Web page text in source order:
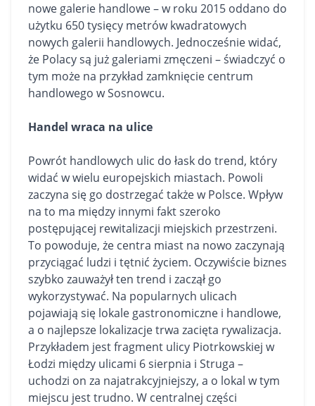
nowe galerie handlowe – w roku 2015 oddano do
użytku 650 tysięcy metrów kwadratowych
nowych galerii handlowych. Jednocześnie widać,
że Polacy są już galeriami zmęczeni – świadczyć o
tym może na przykład zamknięcie centrum
handlowego w Sosnowcu.
Handel wraca na ulice
Powrót handlowych ulic do łask do trend, który
widać w wielu europejskich miastach. Powoli
zaczyna się go dostrzegać także w Polsce. Wpływ
na to ma między innymi fakt szeroko
postępującej rewitalizacji miejskich przestrzeni.
To powoduje, że centra miast na nowo zaczynają
przyciągać ludzi i tętnić życiem. Oczywiście biznes
szybko zauważył ten trend i zaczął go
wykorzystywać. Na popularnych ulicach
pojawiają się lokale gastronomiczne i handlowe,
a o najlepsze lokalizacje trwa zacięta rywalizacja.
Przykładem jest fragment ulicy Piotrkowskiej w
Łodzi między ulicami 6 sierpnia i Struga –
uchodzi on za najatrakcyjniejszy, a o lokal w tym
miejscu jest trudno. W centralnej części